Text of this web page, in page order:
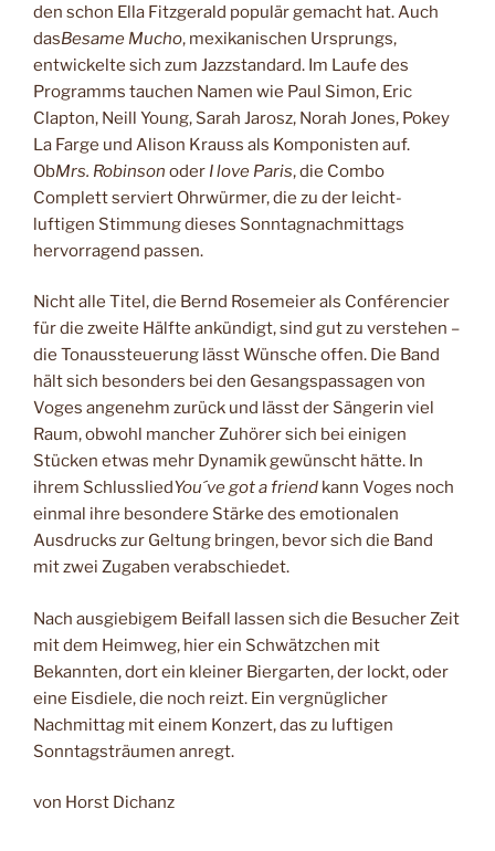
den schon Ella Fitzgerald populär gemacht hat. Auch
dasBesame Mucho, mexikanischen Ursprungs,
entwickelte sich zum Jazzstandard. Im Laufe des
Programms tauchen Namen wie Paul Simon, Eric
Clapton, Neill Young, Sarah Jarosz, Norah Jones, Pokey
La Farge und Alison Krauss als Komponisten auf.
ObMrs. Robinson oder I love Paris, die Combo
Complett serviert Ohrwürmer, die zu der leicht-
luftigen Stimmung dieses Sonntagnachmittags
hervorragend passen.
Nicht alle Titel, die Bernd Rosemeier als Conférencier
für die zweite Hälfte ankündigt, sind gut zu verstehen –
die Tonaussteuerung lässt Wünsche offen. Die Band
hält sich besonders bei den Gesangspassagen von
Voges angenehm zurück und lässt der Sängerin viel
Raum, obwohl mancher Zuhörer sich bei einigen
Stücken etwas mehr Dynamik gewünscht hätte. In
ihrem SchlussliedYou´ve got a friend kann Voges noch
einmal ihre besondere Stärke des emotionalen
Ausdrucks zur Geltung bringen, bevor sich die Band
mit zwei Zugaben verabschiedet.
Nach ausgiebigem Beifall lassen sich die Besucher Zeit
mit dem Heimweg, hier ein Schwätzchen mit
Bekannten, dort ein kleiner Biergarten, der lockt, oder
eine Eisdiele, die noch reizt. Ein vergnüglicher
Nachmittag mit einem Konzert, das zu luftigen
Sonntagsträumen anregt.
von Horst Dichanz